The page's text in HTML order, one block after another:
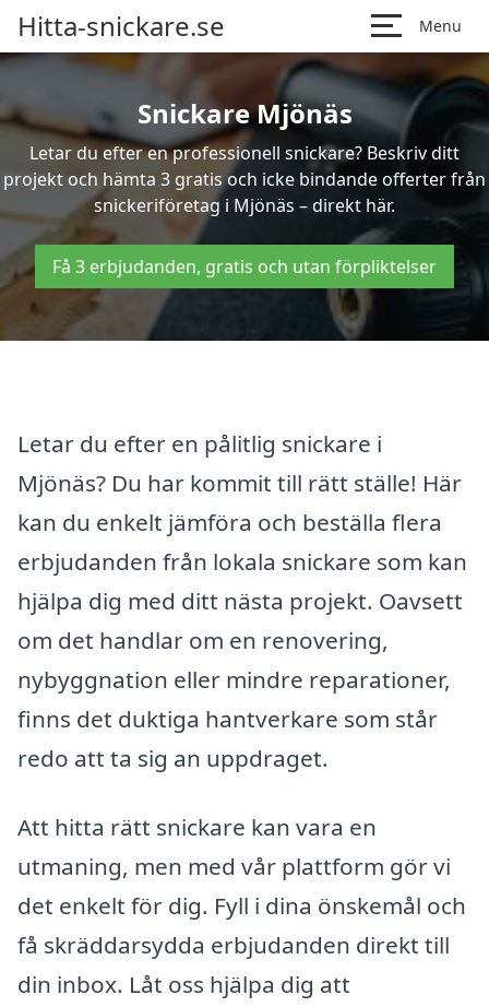
Hitta-snickare.se Menu
Snickare Mjönäs
Letar du efter en professionell snickare? Beskriv ditt
projekt och hämta 3 gratis och icke bindande offerter från
snickeriföretag i Mjönäs – direkt här.
Få 3 erbjudanden, gratis och utan förpliktelser
Letar du efter en pålitlig snickare i
Mjönäs? Du har kommit till rätt ställe! Här
kan du enkelt jämföra och beställa flera
erbjudanden från lokala snickare som kan
hjälpa dig med ditt nästa projekt. Oavsett
om det handlar om en renovering,
nybyggnation eller mindre reparationer,
finns det duktiga hantverkare som står
redo att ta sig an uppdraget.
Att hitta rätt snickare kan vara en
utmaning, men med vår plattform gör vi
det enkelt för dig. Fyll i dina önskemål och
få skräddarsydda erbjudanden direkt till
din inbox. Låt oss hjälpa dig att